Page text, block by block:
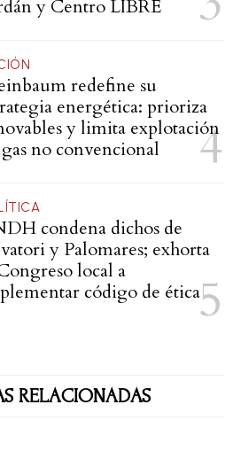
y Centro LIBRE
redefine su
energética: prioriza
y limita explotación
no convencional
condena dichos de
y Palomares; exhorta
local a
código de ética
RELACIONADAS